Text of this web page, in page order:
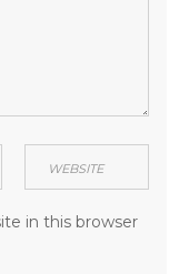
in this browser